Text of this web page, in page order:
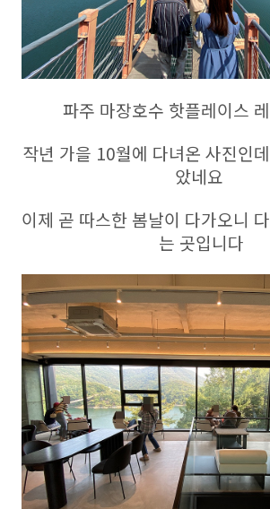
파주 마장호수 핫플레이스
작년 가을 10월에 다녀온 사진인
았네요
이제 곧 따스한 봄날이 다가오니
는 곳입니다